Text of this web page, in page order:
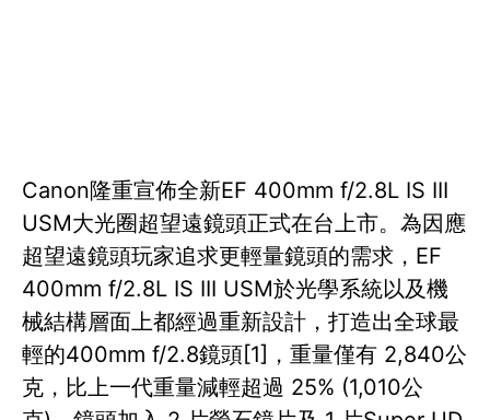
Canon隆重宣佈全新EF 400mm f/2.8L IS III
USM大光圈超望遠鏡頭正式在台上市。為因應
超望遠鏡頭玩家追求更輕量鏡頭的需求，EF
400mm f/2.8L IS III USM於光學系統以及機
械結構層面上都經過重新設計，打造出全球最
輕的400mm f/2.8鏡頭[1]，重量僅有 2,840公
克，比上一代重量減輕超過 25% (1,010公